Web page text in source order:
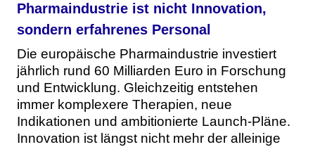
Pharmaindustrie ist nicht Innovation,
sondern erfahrenes Personal
Die europäische Pharmaindustrie investiert
jährlich rund 60 Milliarden Euro in Forschung
und Entwicklung. Gleichzeitig entstehen
immer komplexere Therapien, neue
Indikationen und ambitionierte Launch-Pläne.
Innovation ist längst nicht mehr der alleinige